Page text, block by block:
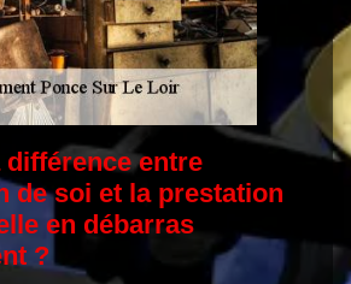
différence entre
de soi et la prestation
en débarras
?